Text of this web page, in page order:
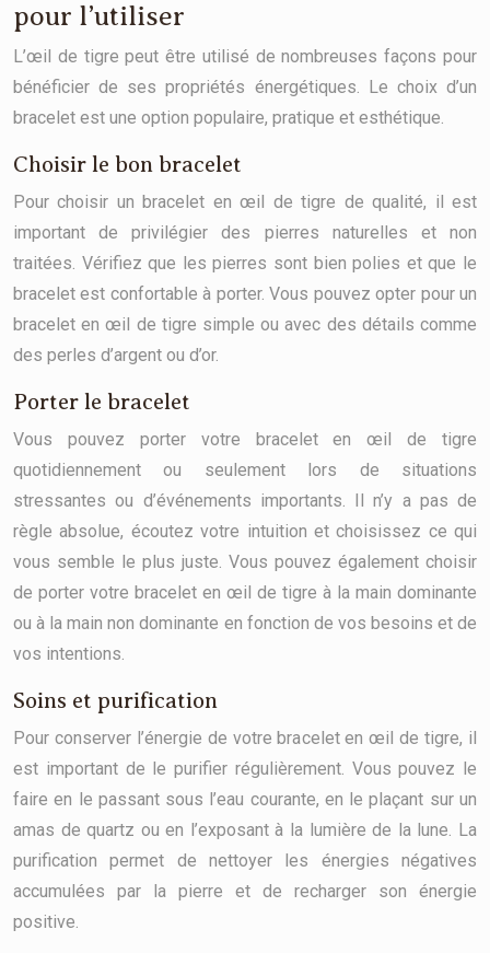
pour l’utiliser
L’œil de tigre peut être utilisé de nombreuses façons pour
bénéficier de ses propriétés énergétiques. Le choix d’un
bracelet est une option populaire, pratique et esthétique.
Choisir le bon bracelet
Pour choisir un bracelet en œil de tigre de qualité, il est
important de privilégier des pierres naturelles et non
traitées. Vérifiez que les pierres sont bien polies et que le
bracelet est confortable à porter. Vous pouvez opter pour un
bracelet en œil de tigre simple ou avec des détails comme
des perles d’argent ou d’or.
Porter le bracelet
Vous pouvez porter votre bracelet en œil de tigre
quotidiennement ou seulement lors de situations
stressantes ou d’événements importants. Il n’y a pas de
règle absolue, écoutez votre intuition et choisissez ce qui
vous semble le plus juste. Vous pouvez également choisir
de porter votre bracelet en œil de tigre à la main dominante
ou à la main non dominante en fonction de vos besoins et de
vos intentions.
Soins et purification
Pour conserver l’énergie de votre bracelet en œil de tigre, il
est important de le purifier régulièrement. Vous pouvez le
faire en le passant sous l’eau courante, en le plaçant sur un
amas de quartz ou en l’exposant à la lumière de la lune. La
purification permet de nettoyer les énergies négatives
accumulées par la pierre et de recharger son énergie
positive.